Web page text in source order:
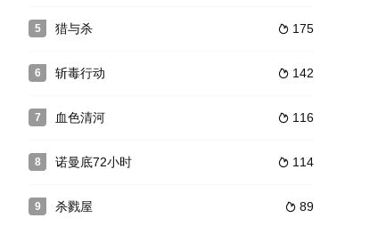
、国
带到了乌瑟多姆岛的集中营。由于缺乏劳动
影展评审团大奖及高等技术委员会奖。
深厚武学功底的中医医师乐善好施、一腔热血，在人生历经曲折后铲奸
5  175
猎与杀
6  142
斩毒行动
7  116
血色清河
8  114
诺曼底72小时
9  89
杀戮屋